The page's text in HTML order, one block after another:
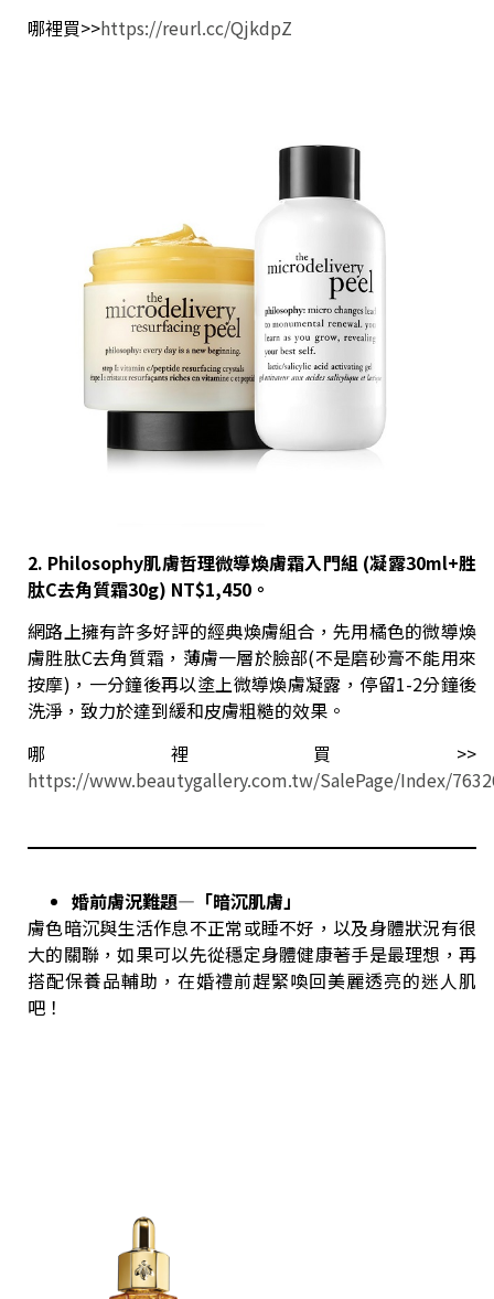
哪裡買>>https://reurl.cc/QjkdpZ
2. Philosophy肌膚哲理微導煥膚霜入門組 (凝露30ml+胜
肽C去角質霜30g) NT$1,450。
網路上擁有許多好評的經典煥膚組合，先用橘色的微導煥
膚胜肽C去角質霜，薄膚一層於臉部(不是磨砂膏不能用來
按摩)，一分鐘後再以塗上微導煥膚凝露，停留1-2分鐘後
洗淨，致力於達到緩和皮膚粗糙的效果。
哪裡買>>
https://www.beautygallery.com.tw/SalePage/Index/
婚前膚況難題—「暗沉肌膚」
膚色暗沉與生活作息不正常或睡不好，以及身體狀況有很
大的關聯，如果可以先從穩定身體健康著手是最理想，再
搭配保養品輔助，在婚禮前趕緊喚回美麗透亮的迷人肌
吧！